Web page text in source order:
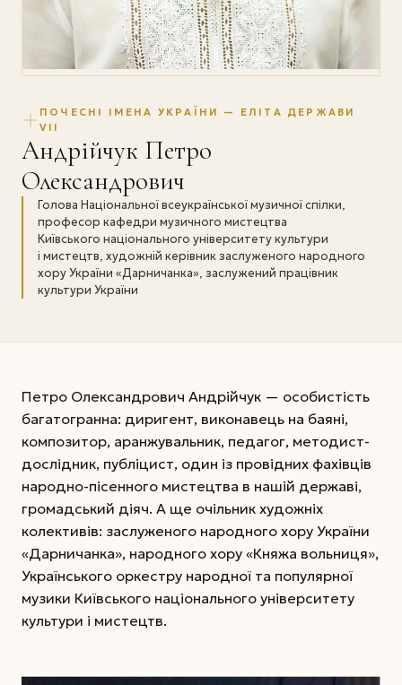
ПОЧЕСНІ ІМЕНА УКРАЇНИ — ЕЛІТА ДЕРЖАВИ
VII
Андрійчук Петро
Олександрович
Голова Національної всеукраїнської музичної спілки,
професор кафедри музичного мистецтва
Київського національного університету культури
і мистецтв, художній керівник заслуженого народного
хору України «Дарничанка», заслужений працівник
культури України
Петро Олександрович Андрійчук — особистість
багатогранна: диригент, виконавець на баяні,
композитор, аранжувальник, педагог, методист-
дослідник, публіцист, один із провідних фахівців
народно-пісенного мистецтва в нашій державі,
громадський діяч. А ще очільник художніх
колективів: заслуженого народного хору України
«Дарничанка», народного хору «Княжа вольниця»,
Українського оркестру народної та популярної
музики Київського національного університету
культури і мистецтв.